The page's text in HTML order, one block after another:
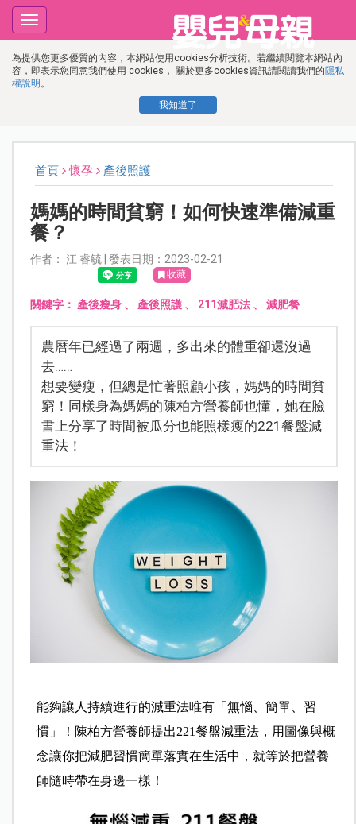
為提供您更多優質的內容，本網站使用cookies分析技術。若繼續閱覽本網站內
容，即表示您同意我們使用 cookies， 關於更多cookies資訊請閱讀我們的隱私
權說明 。
我知道了
Toggle
navigation
首頁 懷孕 產後照護
媽媽的時間貧窮！如何快速準備減重
餐？
作者： 江 睿毓 | 發表日期：2023-02-21
收藏
關鍵字： 產後瘦身 、 產後照護 、 211減肥法、 減肥餐
農曆年已經過了兩週，多出來的體重卻還沒過
去……
想要變瘦，但總是忙著照顧小孩，媽媽的時間貧
窮！同樣身為媽媽的陳柏方營養師也懂，她在臉
書上分享了時間被瓜分也能照樣瘦的221餐盤減
重法！
能夠讓人持續進行的減重法唯有「無惱、簡單、習
慣」！陳柏方營養師提出221餐盤減重法，用圖像與概
念讓你把減肥習慣簡單落實在生活中，就等於把營養
師隨時帶在身邊一樣！